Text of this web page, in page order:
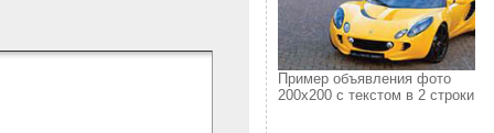
Пример объявления фото
200х200 с текстом в 2 строки